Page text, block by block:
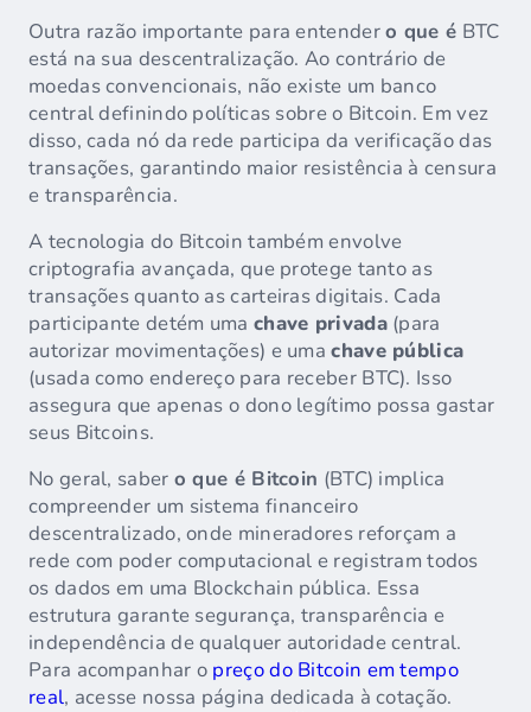
Outra razão importante para entendero que é BTC
está na sua descentralização. Ao contrário de
moedas convencionais, não existe um banco
central definindo políticas sobre o Bitcoin. Em vez
disso, cada nó da rede participa da verificação das
transações, garantindo maior resistência à censura
e transparência.
A tecnologia do Bitcoin também envolve
criptografia avançada, que protege tanto as
transações quanto as carteiras digitais. Cada
participante detém uma chave privada(para
autorizar movimentações) e umachave pública
(usada como endereço para receber BTC). Isso
assegura que apenas o dono legítimo possa gastar
seus Bitcoins.
No geral, saber o que é Bitcoin (BTC) implica
compreender um sistema financeiro
descentralizado, onde mineradores reforçam a
rede com poder computacional e registram todos
os dados em uma Blockchain pública. Essa
estrutura garante segurança, transparência e
independência de qualquer autoridade central.
Para acompanhar o preço do Bitcoin em tempo
real, acesse nossa página dedicada à cotação.